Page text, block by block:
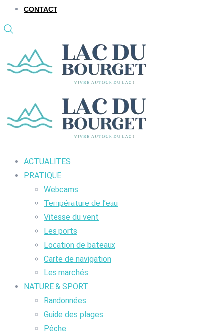
CONTACT
ACTUALITES
PRATIQUE
Webcams
Température de l’eau
Vitesse du vent
Les ports
Location de bateaux
Carte de navigation
Les marchés
NATURE & SPORT
Randonnées
Guide des plages
Pêche